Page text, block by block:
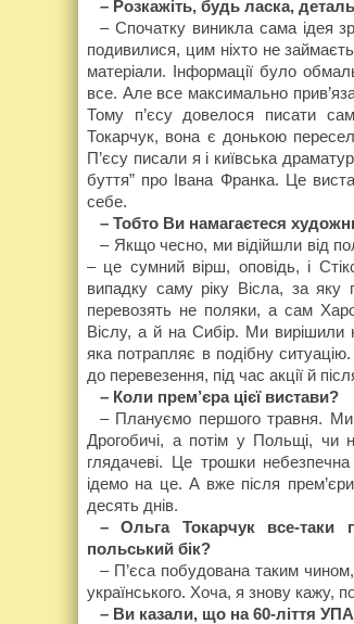
– Розкажіть, будь ласка,
– Спочатку виникла сама ідея
подивилися, цим ніхто не
матеріали. Інформації було
все. Але все максимально
Тому п’єсу довелося писати
Токарчук, вона є донькою
П’єсу писали я і київська
буття” про Івана Франка. Це
себе.
– Тобто Ви намагаєтеся
– Якщо чесно, ми відійшли від
– це сумний вірш, оповідь, і
випадку саму ріку Вісла, за
перевозять не поляки, а сам
Віслу, а й на Сибір. Ми вирішили
яка потрапляє в подібну
до перевезення, під час акції й
– Коли прем’єра цієї вистави?
– Плануємо першого травня.
Дрогобичі, а потім у Польщі, чи
глядачеві. Це трошки
ідемо на це. А вже після
десять днів.
– Ольга Токарчук все-таки
польський бік?
– П’єса побудована таким чином,
українського. Хоча, я знову кажу,
– Ви казали, що на 60-ліття